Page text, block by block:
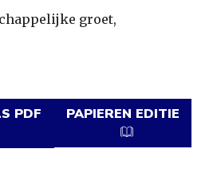
groet,
PDF PAPIEREN EDITIE